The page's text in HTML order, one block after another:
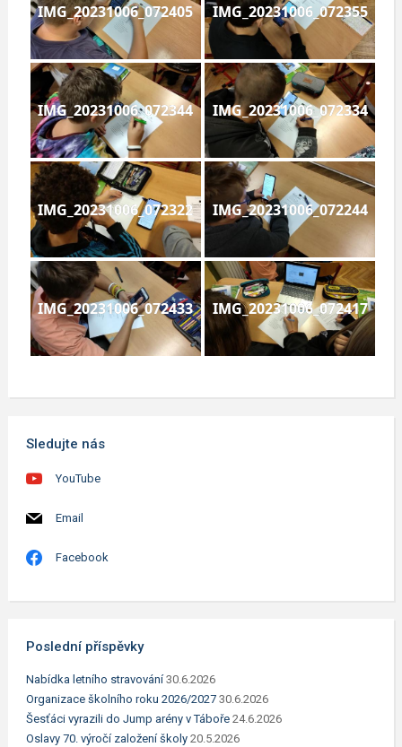
IMG_20231006_072405 IMG_20231006_072355
IMG_20231006_072344 IMG_20231006_072334
IMG_20231006_072322 IMG_20231006_072244
IMG_20231006_072433 IMG_20231006_072417
Sledujte nás
YouTube
Email
Facebook
Poslední příspěvky
Nabídka letního stravování 30.6.2026
Organizace školního roku 2026/2027 30.6.2026
Šesťáci vyrazili do Jump arény v Táboře 24.6.2026
Oslavy 70. výročí založení školy 20.5.2026